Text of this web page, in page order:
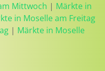
Mittwoch | Märkte in
in Moselle am Freitag
| Märkte in Moselle